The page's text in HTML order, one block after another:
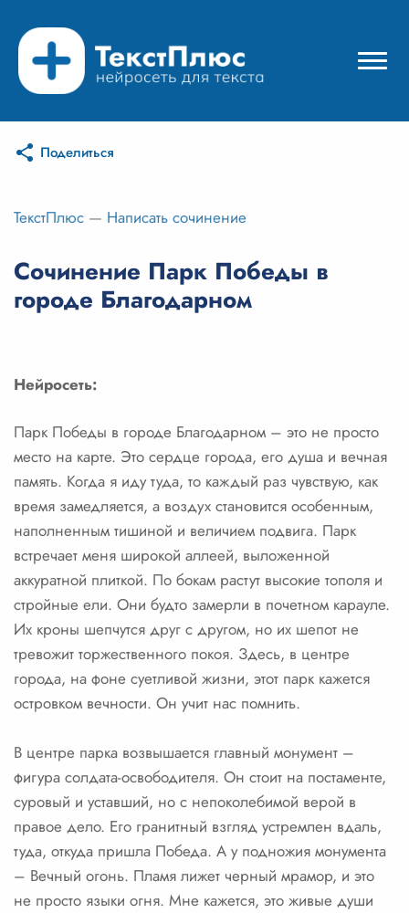
Режимы нейросети
Цены
Вход
Вход с Telegram
Поделиться
ТекстПлюс — Написать сочинение
Сочинение Парк Победы в
городе Благодарном
Нейросеть:
Парк Победы в городе Благодарном – это не просто
место на карте. Это сердце города, его душа и вечная
память. Когда я иду туда, то каждый раз чувствую, как
время замедляется, а воздух становится особенным,
наполненным тишиной и величием подвига. Парк
встречает меня широкой аллеей, выложенной
аккуратной плиткой. По бокам растут высокие тополя и
стройные ели. Они будто замерли в почетном карауле.
Их кроны шепчутся друг с другом, но их шепот не
тревожит торжественного покоя. Здесь, в центре
города, на фоне суетливой жизни, этот парк кажется
островком вечности. Он учит нас помнить.
В центре парка возвышается главный монумент –
фигура солдата-освободителя. Он стоит на постаменте,
суровый и уставший, но с непоколебимой верой в
правое дело. Его гранитный взгляд устремлен вдаль,
туда, откуда пришла Победа. А у подножия монумента
– Вечный огонь. Пламя лижет черный мрамор, и это
не просто языки огня. Мне кажется, это живые души